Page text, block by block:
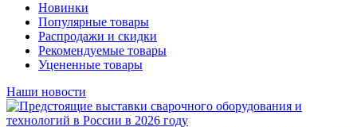
Новинки
Популярные товары
Распродажи и скидки
Рекомендуемые товары
Уцененные товары
Наши новости